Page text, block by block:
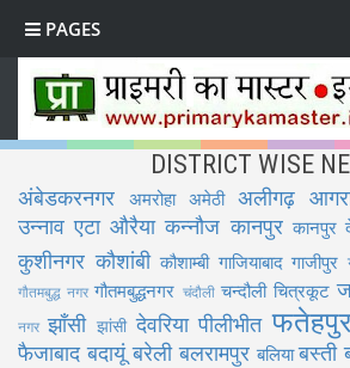
PAGES
DISTRICT WISE
अंबेडकरनगर अमरोहा अमेठी अलीगढ़
उन्नाव एटा औरैया कन्नौज कानपुर कानपुर
कुशीनगर कौशांबी कौशाम्बी गाजियाबाद गाजीपुर
गौतमबुद्ध नगर गौतमबुद्धनगर चंदौली चन्दौली चित्रकूट
नगर झाँसी झांसी देवरिया पीलीभीत
फैजाबाद बदायूं बरेली बलरामपुर बलिया बस्ती